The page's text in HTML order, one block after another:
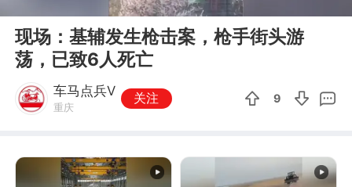
现场：基辅发生枪击案，枪手街头游
荡，已致6人死亡
车马点兵V
重庆
关注 9